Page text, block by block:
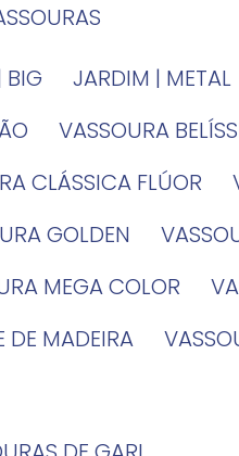
BIG JARDIM | METAL
VASSOURA
CLÁSSICA FLÚOR
GOLDEN
MEGA COLOR
DE MADEIRA